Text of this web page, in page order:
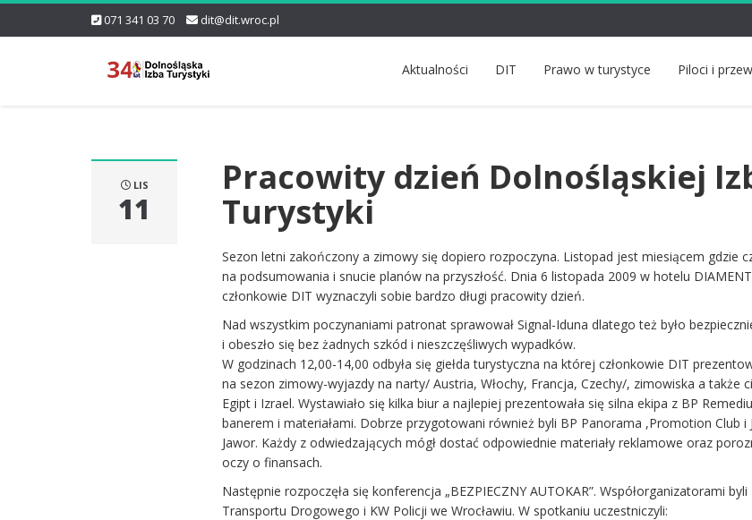
071 341 03 70 dit@dit.wroc.pl
Aktualności DIT Prawo w turystyce Piloci i
LIS
11
Pracowity dzień Dolnośląskiej
Turystyki
Sezon letni zakończony a zimowy się dopiero rozpoczyna. Listopad jest miesiącem gdzie
na podsumowania i snucie planów na przyszłość. Dnia 6 listopada 2009 w hotelu
członkowie DIT wyznaczyli sobie bardzo długi pracowity dzień.
Nad wszystkim poczynaniami patronat sprawował Signal-Iduna dlatego też było
i obeszło się bez żadnych szkód i nieszczęśliwych wypadków.
W godzinach 12,00-14,00 odbyła się giełda turystyczna na której członkowie DIT
na sezon zimowy-wyjazdy na narty/ Austria, Włochy, Francja, Czechy/, zimowiska a także
Egipt i Izrael. Wystawiało się kilka biur a najlepiej prezentowała się silna ekipa z BP
banerem i materiałami. Dobrze przygotowani również byli BP Panorama ,Promotion Club i
Jawor. Każdy z odwiedzających mógł dostać odpowiednie materiały reklamowe oraz
oczy o finansach.
Następnie rozpoczęła się konferencja „BEZPIECZNY AUTOKAR”. Współorganizatorami
Transportu Drogowego i KW Policji we Wrocławiu. W spotkaniu uczestniczyli: